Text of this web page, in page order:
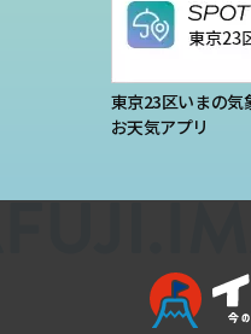
東京23区いまの気
お天気アプリ